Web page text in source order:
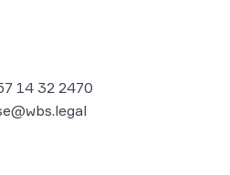
14 32 2470